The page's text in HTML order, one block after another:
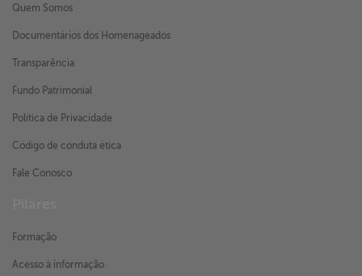
Quem Somos
Documentários dos Homenageados
Transparência
Fundo Patrimonial
Política de Privacidade
Código de conduta ética
Fale Conosco
Formação
Acesso à informação